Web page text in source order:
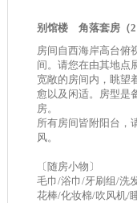
别馆楼 角落套房（
房间自西海岸高台俯
间。请您在由其地点
宽敞的房间内，眺望
愈以及闲适。房型是
房。
所有房间皆附阳台，
风。
〔随房小物〕
毛巾/浴巾/牙刷组/洗
花棒/化妆棉/吹风机/